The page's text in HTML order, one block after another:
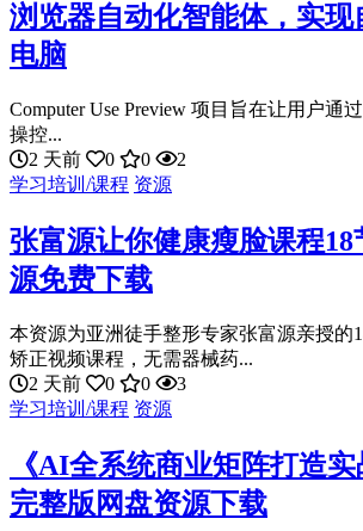
浏览器自动化智能体，实现
电脑
Computer Use Preview 项目旨在让用户通
操控...
2 天前
0 0
2
学习培训/课程 资源
张富源让你健康瘦脸课程
源免费下载
本资源为亚洲徒手整形专家张富源亲授的
矫正视频课程，无需器械药...
2 天前
0 0
3
学习培训/课程 资源
《AI全系统商业矩阵打造
完整版网盘资源下载